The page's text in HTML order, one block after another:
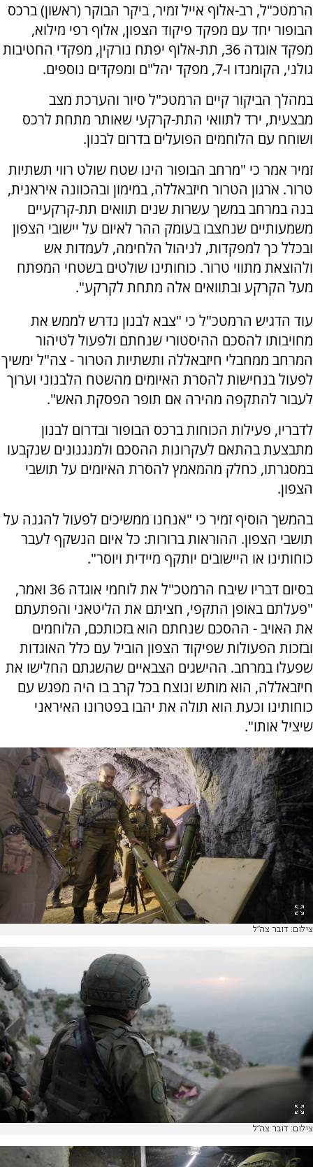
הרמטכ"ל, רב-אלוף אייל זמיר, ביקר הבוקר (ראשון) ברכס
הבופור יחד עם מפקד פיקוד הצפון, אלוף רפי מילוא,
מפקד אוגדה 36, תת-אלוף יפתח נורקין, מפקדי החטיבות
גולני, הקומנדו ו-7, מפקד יהל"ם ומפקדים נוספים.
במהלך הביקור קיים הרמטכ"ל סיור והערכת מצב
מבצעית, ירד לתוואי התת-קרקעי שאותר מתחת לרכס
ושוחח עם הלוחמים הפועלים בדרום לבנון.
זמיר אמר כי "מרחב הבופור הינו שטח שולט רווי תשתיות
טרור. ארגון הטרור חיזבאללה, במימון ובהכוונה איראנית,
בנה במרחב במשך עשרות שנים תוואים תת-קרקעיים
משמעותיים שנחצבו בעומק ההר לאיום על יישובי הצפון
ובכלל כך למפקדות, לניהול הלחימה, לעמדות אש
ולהוצאת מתווי טרור. כוחותינו שולטים בשטחי המפתח
מעל הקרקע ובתוואים אלה מתחת לקרקע".
עוד הדגיש הרמטכ"ל כי "צבא לבנון נדרש לממש את
מחויבותו להסכם ההיסטורי שנחתם ולפעול לטיהור
המרחב ממחבלי חיזבאללה ותשתיות הטרור - צה"ל ימשיך
לפעול בנחישות להסרת האיומים מהשטח הלבנוני וערוך
לעבור להתקפה מהירה אם תופר הפסקת האש".
לדבריו, פעילות הכוחות ברכס הבופור ובדרום לבנון
מתבצעת בהתאם לעקרונות ההסכם ולמנגנונים שנקבעו
במסגרתו, כחלק מהמאמץ להסרת האיומים על תושבי
הצפון.
בהמשך הוסיף זמיר כי "אנחנו ממשיכים לפעול להגנה על
תושבי הצפון. ההוראות ברורות: כל איום הנשקף לעבר
כוחותינו או היישובים יותקף מיידית ויוסר".
בסיום דבריו שיבח הרמטכ"ל את לוחמי אוגדה 36 ואמר,
"פעלתם באופן התקפי, חציתם את הליטאני והפתעתם
את האויב - ההסכם שנחתם הוא בזכותכם, הלוחמים
ובזכות הפעולות שפיקוד הצפון הוביל עם כלל האוגדות
שפעלו במרחב. ההישגים הצבאיים שהשגתם החלישו את
חיזבאללה, הוא מותש ונוצח בכל קרב בו היה מפגש עם
כוחותינו וכעת הוא תולה את יהבו בפטרונו האיראני
שיציל אותו".
צילום: דובר צה"ל
צילום: דובר צה"ל